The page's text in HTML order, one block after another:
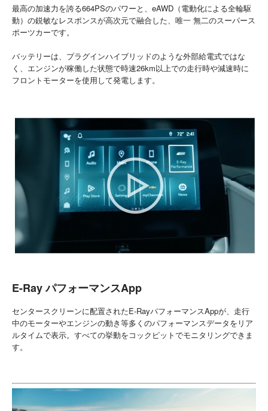
最高の加速力を誇る664PSのパワーと、eAWD（電動化による全輪駆
動）の鋭敏なレスポンスが高次元で融合した、唯一 無二のスーパース
ポーツカーです。
バッテリーは、プラグインハイブリッドのような外部給電式ではな
く、エンジンが稼働した状態で時速26km以上での走行時や減速時に
フロントモーターを使用して発電します。
E-Ray パフォーマンスApp
センタースクリーンに配置されたE-RayパフォーマンスAppが、走行
中のモーターやエンジンの動き等多くのパフォーマンスデータをリア
ルタイムで表示。すべての挙動をコックピットでモニタリングできま
す。